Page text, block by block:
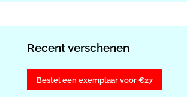
Recent verschenen
Bestel een exemplaar voor €27